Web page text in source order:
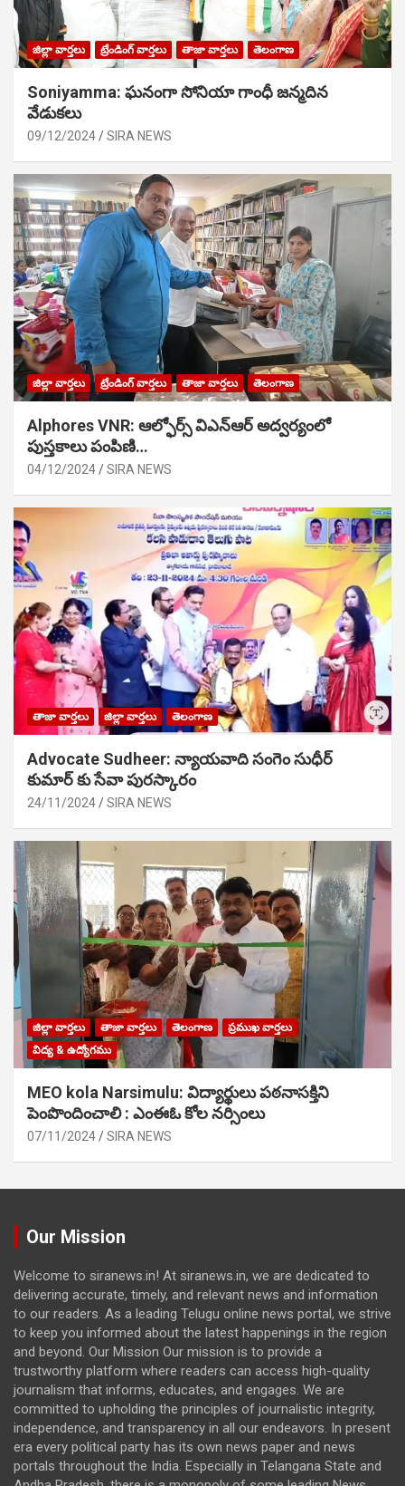
జిల్లా వార్తలు ట్రేండింగ్ వార్తలు తాజా వార్తలు తెలంగాణ
Soniyamma: ఘ‌నంగా సోనియా గాంధీ జ‌న్మ‌దిన
వేడుక‌లు
09/12/2024 SIRA NEWS
జిల్లా వార్తలు ట్రేండింగ్ వార్తలు తాజా వార్తలు తెలంగాణ
Alphores VNR: ఆల్ఫోర్స్ విఎన్ఆర్ అద్వర్యంలో
పుస్తకాలు పంపిణి…
04/12/2024 SIRA NEWS
తాజా వార్తలు జిల్లా వార్తలు తెలంగాణ
Advocate Sudheer: న్యాయవాది సంగెం సుధీర్
కుమార్ కు సేవా పురస్కారం
24/11/2024 SIRA NEWS
జిల్లా వార్తలు తాజా వార్తలు తెలంగాణ
ప్రముఖ వార్తలు
విద్య & ఉద్యోగము
MEO kola Narsimulu: విద్యార్థులు పఠ‌నాసక్తిని
పెంపొందించాలి : ఎంఈఓ కోల నర్సింలు
07/11/2024 SIRA NEWS
Our Mission
Welcome to siranews.in! At siranews.in, we are dedicated to
delivering accurate, timely, and relevant news and information
to our readers. As a leading Telugu online news portal, we strive
to keep you informed about the latest happenings in the region
and beyond. Our Mission Our mission is to provide a
trustworthy platform where readers can access high-quality
journalism that informs, educates, and engages. We are
committed to upholding the principles of journalistic integrity,
independence, and transparency in all our endeavors. In present
era every political party has its own news paper and news
portals throughout the India. Especially in Telangana State and